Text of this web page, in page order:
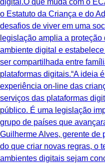
digital.O que muda com o
o Estatuto da Criança e do
desafios de viver em uma
legislação amplia a
ambiente digital e
ser compartilhada entre
plataformas digitais.“A ideia
experiência on-line das
serviços das plataformas
público. É uma legislação
grupo de países que
Guilherme Alves, gerente de
do que criar novas regras, o
ambientes digitais sejam